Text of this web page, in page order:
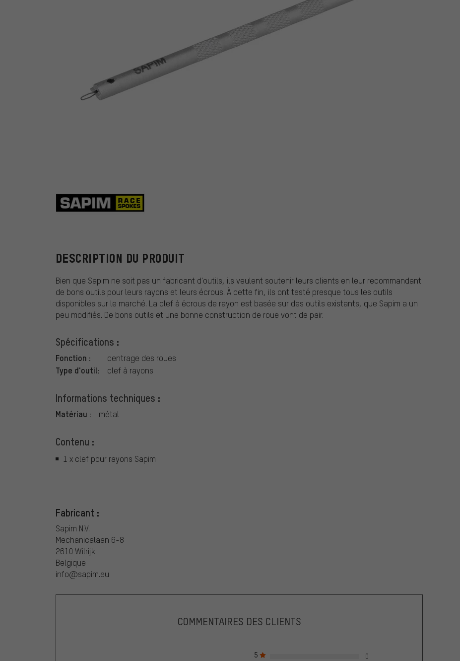
Sapim
DESCRIPTION DU PRODUIT
Bien que Sapim ne soit pas un fabricant d'outils, ils veulent soutenir leurs clients en leur recommandant
de bons outils pour leurs rayons et leurs écrous. À cette fin, ils ont testé presque tous les outils
disponibles sur le marché. La clef à écrous de rayon est basée sur des outils existants, que Sapim a un
peu modifiés. De bons outils et une bonne construction de roue vont de pair.
Spécifications :
Fonction : centrage des roues
Type d'outil: clef à rayons
Informations techniques :
Matériau : métal
Contenu :
1 x clef pour rayons Sapim
Fabricant :
Sapim N.V.
Mechanicalaan 6-8
2610 Wilrijk
Belgique
info@sapim.eu
COMMENTAIRES DES CLIENTS
5
0